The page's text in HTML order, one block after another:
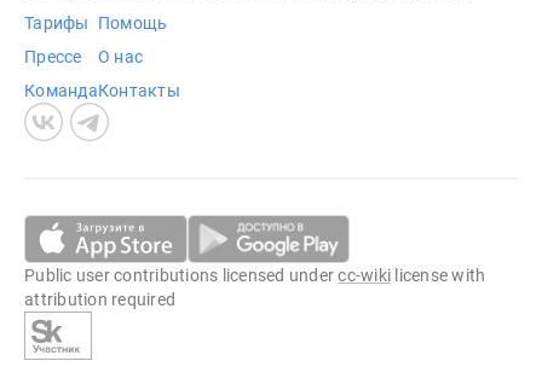
Тарифы
Прессе
Команда
Помощь
О нас
Контакты
Public user contributions licensed undercc-wiki license with
attribution required